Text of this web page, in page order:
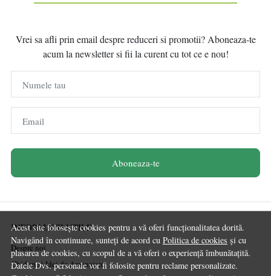
Acest site folosește cookies pentru a vă oferi funcționalitatea dorită.
Navigând în continuare, sunteți de acord cu Politica de cookies și cu
plasarea de cookies, cu scopul de a vă oferi o experiență îmbunătațită.
Datele Dvs. personale vor fi folosite pentru reclame personalizate.
Vrei sa afli prin email despre reduceri si promotii? Aboneaza-te
acum la newsletter si fii la curent cu tot ce e nou!
Numele tau
Email
Aboneaza-te
INFORMATII UTILE
Despre noi
Ghiduri și Idei de Amenajare